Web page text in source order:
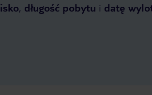
, długość pobytu i datę